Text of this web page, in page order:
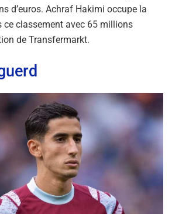
d’euros. Achraf Hakimi occupe la
ce classement avec 65 millions
de Transfermarkt.